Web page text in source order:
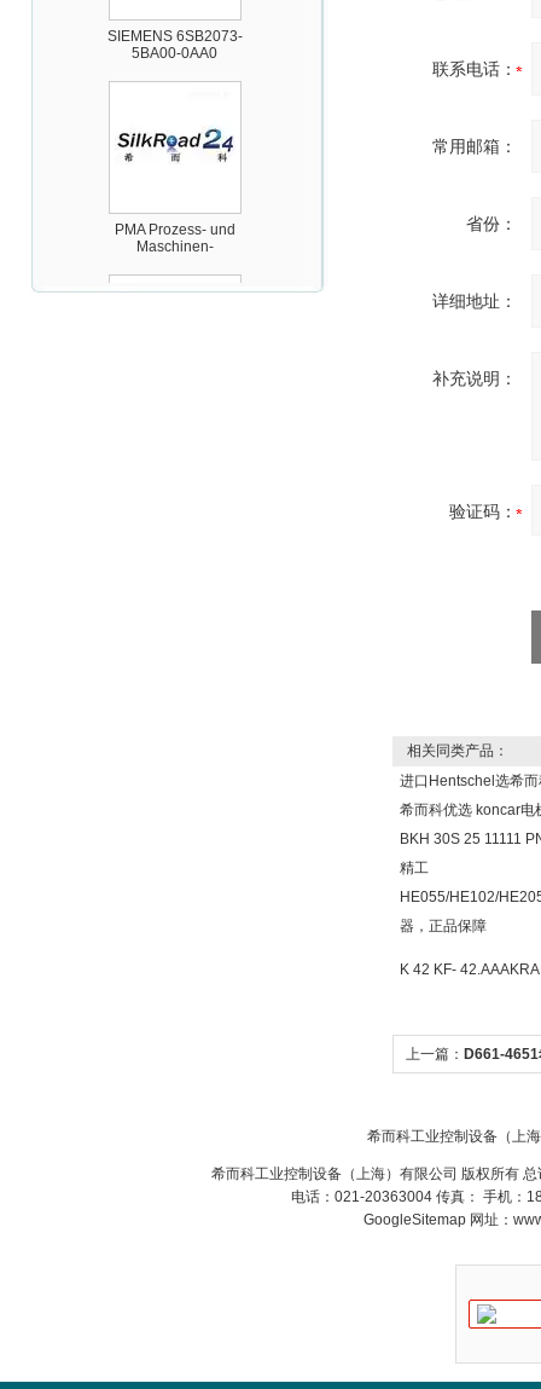
SIEMENS 6SB2073-
5BA00-0AA0
PMA Prozess- und
Maschinen-
Automation GmbH
W.Soehngen GmbH
联系电话：
常用邮箱：
省份：
详细地址：
补充说明：
验证码：
相关同类产品：
进口Hentschel选希
希而科优选 koncar电
BKH 30S 25 11111
精工
HE055/HE102/
器，正品保障
K 42 KF-
上一篇： D661-
希而科工业控制设备（上
希而科工业控制设备（上海）有限公司 版权所有
电话：021-20363004 传真： 手机：
GoogleSitemap网址：